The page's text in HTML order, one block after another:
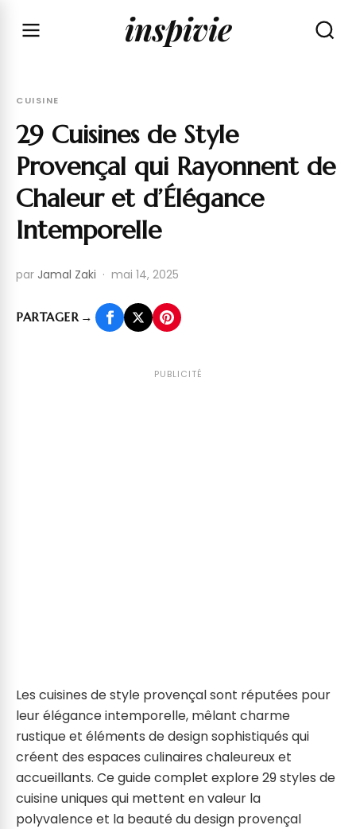
inspivie
CUISINE
29 Cuisines de Style
Provençal qui Rayonnent de
Chaleur et d’Élégance
Intemporelle
par Jamal Zaki · mai 14, 2025
PARTAGER→
PUBLICITÉ
Les cuisines de style provençal sont réputées pour
leur élégance intemporelle, mêlant charme
rustique et éléments de design sophistiqués qui
créent des espaces culinaires chaleureux et
accueillants. Ce guide complet explore 29 styles de
cuisine uniques qui mettent en valeur la
polyvalence et la beauté du design provençal